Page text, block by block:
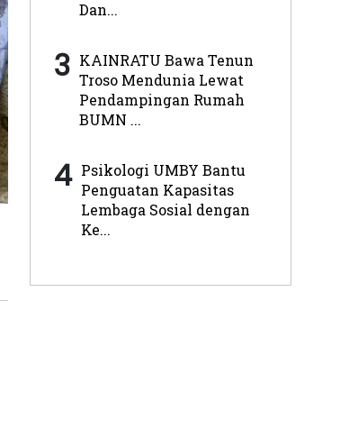
Dan...
3 KAINRATU Bawa Tenun
Troso Mendunia Lewat
Pendampingan Rumah
BUMN ...
4 Psikologi UMBY Bantu
Penguatan Kapasitas
Lembaga Sosial dengan
Ke...